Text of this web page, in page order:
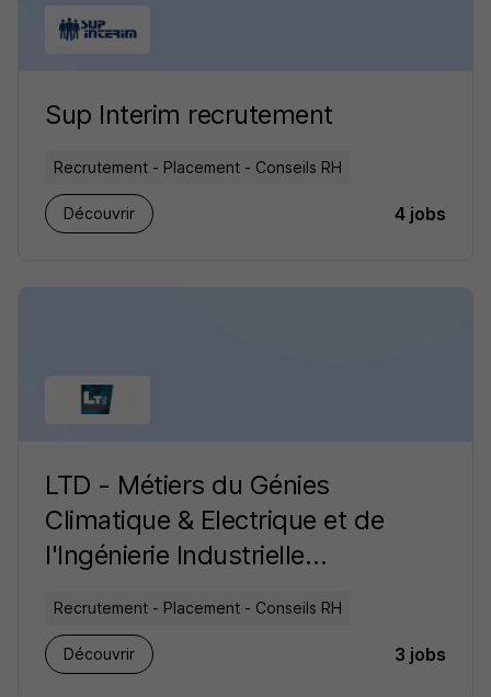
Sup Interim recrutement
Recrutement - Placement - Conseils RH
Découvrir 4 jobs
LTD - Métiers du Génies
Climatique & Electrique et de
l'Ingénierie Industrielle
Recrutement - Placement - Conseils RH
Découvrir 3 jobs